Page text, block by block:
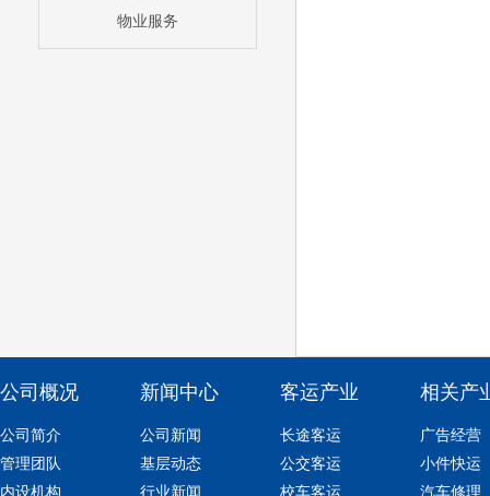
物业服务
公司概况
公司简介
管理团队
内设机构
新闻中心
公司新闻
基层动态
行业新闻
客运产业
长途客运
公交客运
校车客运
相关产
广告经营
小件快运
汽车修理